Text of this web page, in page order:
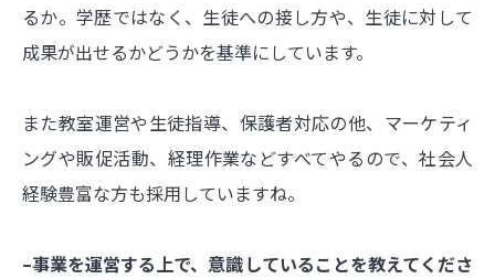
るか。学歴ではなく、生徒への接し方や、生徒に対して
成果が出せるかどうかを基準にしています。
また教室運営や生徒指導、保護者対応の他、マーケティ
ングや販促活動、経理作業などすべてやるので、社会人
経験豊富な方も採用していますね。
–事業を運営する上で、意識していることを教えてくださ